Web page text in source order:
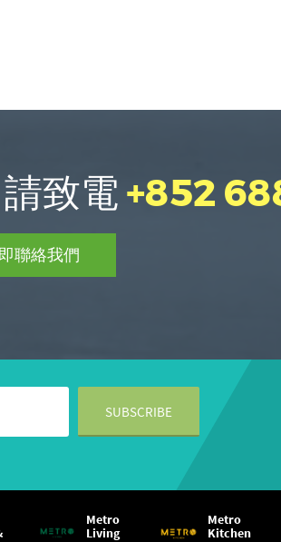
致電+852
聯絡我們
Metro
Living
Metro
Kitchen